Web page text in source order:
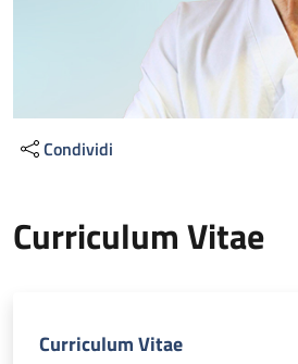
Condividi
Curriculum Vitae
Curriculum Vitae